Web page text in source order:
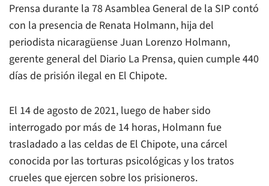
Prensa durante la 78 Asamblea General de la SIP contó
con la presencia de Renata Holmann, hija del
periodista nicaragüense Juan Lorenzo Holmann,
gerente general del Diario La Prensa, quien cumple 440
días de prisión ilegal en El Chipote.
El 14 de agosto de 2021, luego de haber sido
interrogado por más de 14 horas, Holmann fue
trasladado a las celdas de El Chipote, una cárcel
conocida por las torturas psicológicas y los tratos
crueles que ejercen sobre los prisioneros.